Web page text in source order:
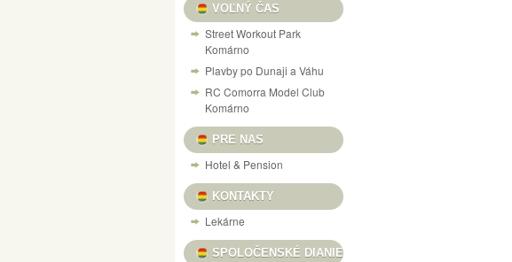
VOĽNÝ ČAS
Street Workout Park
Komárno
Plavby po Dunaji a Váhu
RC Comorra Model Club
Komárno
PRE NAS
Hotel & Pension
KONTAKTY
Lekárne
SPOLOČENSKÉ DIANIE